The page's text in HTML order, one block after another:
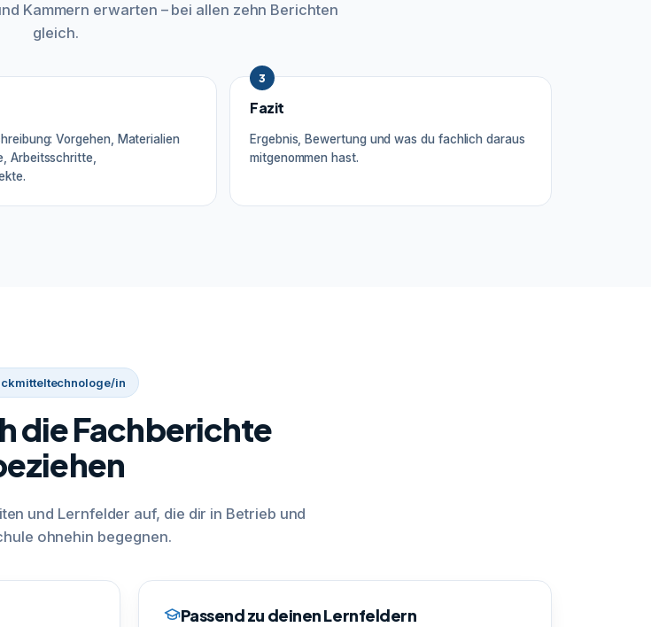
Kammern erwarten – bei allen zehn Berichten
gleich.
Vorgehen, Materialien
Arbeitsschritte,
3
Fazit
Ergebnis, Bewertung und was du fachlich daraus
mitgenommen hast.
in
die Fachberichte
und Lernfelder auf, die dir in Betrieb und
ohnehin begegnen.
Passend zu deinen Lernfeldern